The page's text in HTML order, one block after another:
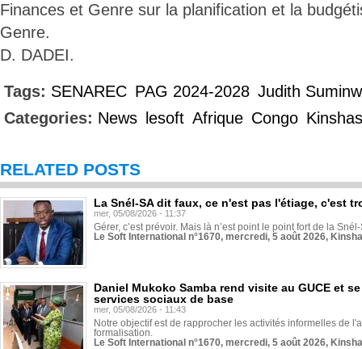
Finances et Genre sur la planification et la
Genre.
D. DADEI.
Tags: SENAREC PAG 2024-2028 Judith
Categories: News lesoft Afrique Congo
RELATED POSTS
La Snél-SA dit faux, ce n'est pas l'étiage, c'est
mer, 05/08/2026 - 11:37
Gérer, c’est prévoir. Mais là n’est point le point fort de la
Le Soft International n°1670, mercredi, 5 août 2026,
Daniel Mukoko Samba rend visite au GUCE et
services sociaux de base
mer, 05/08/2026 - 11:43
Notre objectif est de rapprocher les activités informelles de
formalisation.
Le Soft International n°1670, mercredi, 5 août 2026,